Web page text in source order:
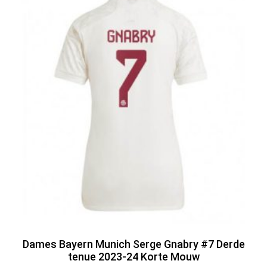
Dames Bayern Munich Serge Gnabry #7 Derde
tenue 2023-24 Korte Mouw